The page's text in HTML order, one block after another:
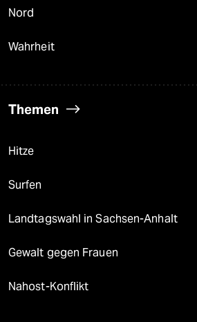
Nord
Wahrheit
Themen
Hitze
Surfen
Landtagswahl in Sachsen-Anhalt
Gewalt gegen Frauen
Nahost-Konflikt